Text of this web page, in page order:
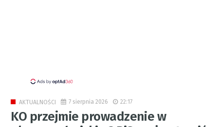
AKTUALNOŚCI 7 sierpnia 2026 22:17
KO przejmie prowadzenie w